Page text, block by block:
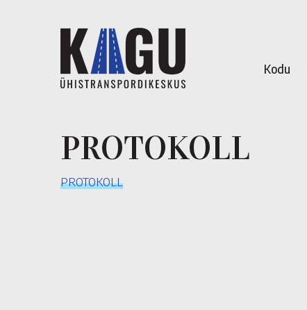
Kodu
PROTOKOLL
PROTOKOLL